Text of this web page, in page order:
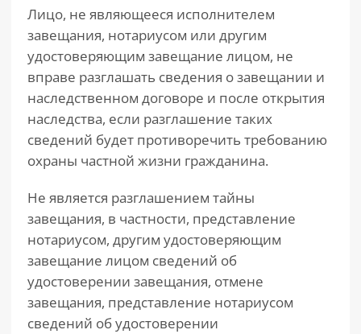
Лицо, не являющееся исполнителем
завещания, нотариусом или другим
удостоверяющим завещание лицом, не
вправе разглашать сведения о завещании и
наследственном договоре и после открытия
наследства, если разглашение таких
сведений будет противоречить требованию
охраны частной жизни гражданина.
Не является разглашением тайны
завещания, в частности, представление
нотариусом, другим удостоверяющим
завещание лицом сведений об
удостоверении завещания, отмене
завещания, представление нотариусом
сведений об удостоверении